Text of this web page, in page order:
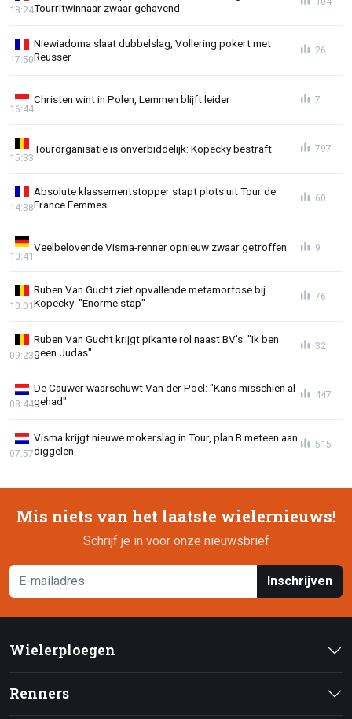
Tourritwinnaar zwaar gehavend
18:24
Niewiadoma slaat dubbelslag, Vollering pokert met
Reusser
17:50
26
Christen wint in Polen, Lemmen blijft leider
16:44
7
Tourorganisatie is onverbiddelijk: Kopecky bestraft
15:33
797
Absolute klassementstopper stapt plots uit Tour de
France Femmes
14:38
60
Veelbelovende Visma-renner opnieuw zwaar getroffen
10:41
9
Ruben Van Gucht ziet opvallende metamorfose bij
Kopecky: "Enorme stap"
10:01
76
Ruben Van Gucht krijgt pikante rol naast BV's: "Ik ben
geen Judas"
09:23
32
De Cauwer waarschuwt Van der Poel: "Kans misschien al
gehad"
08:44
447
Visma krijgt nieuwe mokerslag in Tour, plan B meteen aan
diggelen
07:57
515
Mis niets van het laatste wielernieuws!
Schrijf je in voor onze nieuwsbrief
Inschrijven
Wielerploegen
Renners